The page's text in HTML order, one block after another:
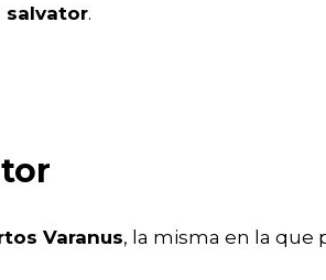
salvator.
Varanus, la misma en la que